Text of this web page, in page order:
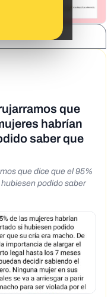
que
habrían
saber que
que dice que el 95%
podido saber